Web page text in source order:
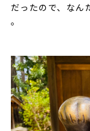
だったので、なん
。